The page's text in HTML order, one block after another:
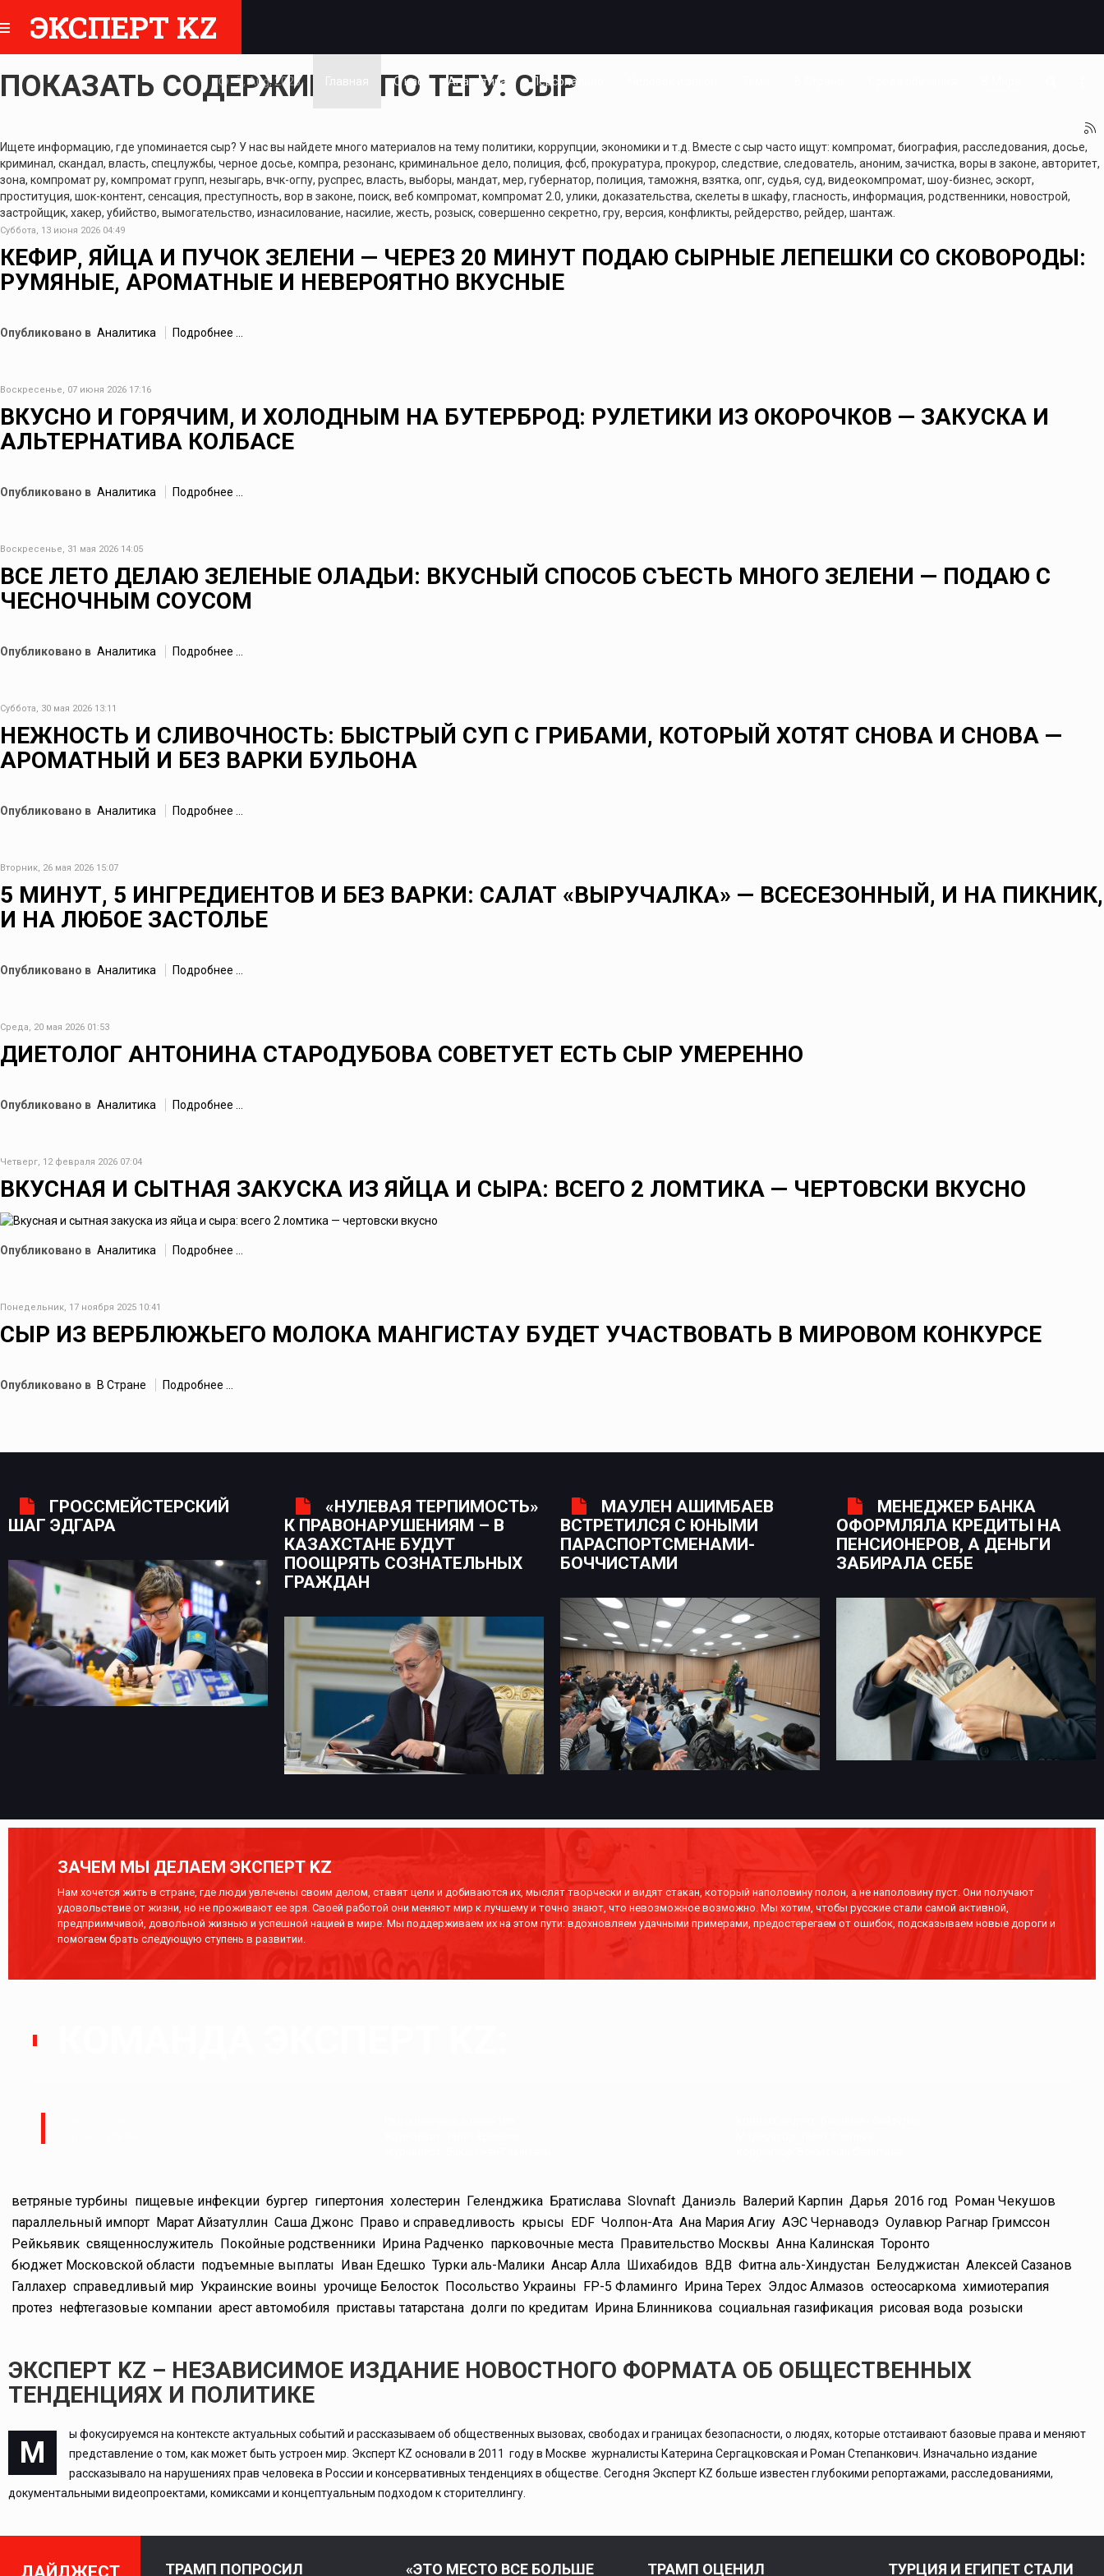
ЭКСПЕРТ KZ
7, Aug, 2026 Главная О нас Аналитика Персонально
ПОКАЗАТЬ СОДЕРЖИМОЕ ПО ТЕГУ: СЫР
Ищете информацию, где упоминается сыр? У нас вы найдете много материалов на тему политики, коррупции, экономики и т.д. Вместе с сыр часто ищут: компромат, биография, расследования, досье,
криминал, скандал, власть, спецлужбы, черное досье, компра, резонанс, криминальное дело, полиция, фсб, прокуратура, прокурор, следствие, следователь, аноним, зачистка, воры в законе, авторитет,
зона, компромат ру, компромат групп, незыгарь, вчк-огпу, руспрес, власть, выборы, мандат, мер, губернатор, полиция, таможня, взятка, опг, судья, суд, видеокомпромат, шоу-бизнес, эскорт,
проституция, шок-контент, сенсация, преступность, вор в законе, поиск, веб компромат, компромат 2.0, улики, доказательства, скелеты в шкафу, гласность, информация, родственники, новострой,
застройщик, хакер, убийство, вымогательство, изнасилование, насилие, жесть, розыск, совершенно секретно, гру, версия, конфликты, рейдерство, рейдер, шантаж.
Суббота, 13 июня 2026 04:49
КЕФИР, ЯЙЦА И ПУЧОК ЗЕЛЕНИ — ЧЕРЕЗ 20 МИНУТ ПОДАЮ СЫРНЫЕ ЛЕПЕШКИ СО СКОВОРОДЫ:
РУМЯНЫЕ, АРОМАТНЫЕ И НЕВЕРОЯТНО ВКУСНЫЕ
Опубликовано в Аналитика Подробнее ...
Воскресенье, 07 июня 2026 17:16
ВКУСНО И ГОРЯЧИМ, И ХОЛОДНЫМ НА БУТЕРБРОД: РУЛЕТИКИ ИЗ ОКОРОЧКОВ — ЗАКУСКА И
АЛЬТЕРНАТИВА КОЛБАСЕ
Опубликовано в Аналитика Подробнее ...
Воскресенье, 31 мая 2026 14:05
ВСЕ ЛЕТО ДЕЛАЮ ЗЕЛЕНЫЕ ОЛАДЬИ: ВКУСНЫЙ СПОСОБ СЪЕСТЬ МНОГО ЗЕЛЕНИ — ПОДАЮ С
ЧЕСНОЧНЫМ СОУСОМ
Опубликовано в Аналитика Подробнее ...
Суббота, 30 мая 2026 13:11
НЕЖНОСТЬ И СЛИВОЧНОСТЬ: БЫСТРЫЙ СУП С ГРИБАМИ, КОТОРЫЙ ХОТЯТ СНОВА И СНОВА —
АРОМАТНЫЙ И БЕЗ ВАРКИ БУЛЬОНА
Опубликовано в Аналитика Подробнее ...
Вторник, 26 мая 2026 15:07
5 МИНУТ, 5 ИНГРЕДИЕНТОВ И БЕЗ ВАРКИ: САЛАТ «ВЫРУЧАЛКА» — ВСЕСЕЗОННЫЙ, И НА ПИКНИК,
И НА ЛЮБОЕ ЗАСТОЛЬЕ
Опубликовано в Аналитика Подробнее ...
Среда, 20 мая 2026 01:53
ДИЕТОЛОГ АНТОНИНА СТАРОДУБОВА СОВЕТУЕТ ЕСТЬ СЫР УМЕРЕННО
Опубликовано в Аналитика Подробнее ...
Четверг, 12 февраля 2026 07:04
ВКУСНАЯ И СЫТНАЯ ЗАКУСКА ИЗ ЯЙЦА И СЫРА: ВСЕГО 2 ЛОМТИКА — ЧЕРТОВСКИ ВКУСНО
Опубликовано в Аналитика Подробнее ...
Понедельник, 17 ноября 2025 10:41
СЫР ИЗ ВЕРБЛЮЖЬЕГО МОЛОКА МАНГИСТАУ БУДЕТ УЧАСТВОВАТЬ В МИРОВОМ КОНКУРСЕ
Опубликовано в В Стране Подробнее ...
ГРОССМЕЙСТЕРСКИЙ
ШАГ ЭДГАРА
«НУЛЕВАЯ ТЕРПИМОСТЬ»
К ПРАВОНАРУШЕНИЯМ – В
КАЗАХСТАНЕ БУДУТ
ПООЩРЯТЬ СОЗНАТЕЛЬНЫХ
ГРАЖДАН
МАУЛЕН АШИМБАЕВ
ВСТРЕТИЛСЯ С ЮНЫМИ
ПАРАСПОРТСМЕНАМИ-
БОЧЧИСТАМИ
МЕНЕДЖЕР БАНКА
ОФОРМЛЯЛА КРЕДИТЫ НА
ПЕНСИОНЕРОВ, А ДЕНЬГИ
ЗАБИРАЛА СЕБЕ
ЗАЧЕМ МЫ ДЕЛАЕМ ЭКСПЕРТ KZ
Нам хочется жить в стране, где люди увлечены своим делом, ставят цели и добиваются их, мыслят творчески и видят стакан, который наполовину полон, а не наполовину пуст. Они получают
удовольствие от жизни, но не проживают ее зря. Своей работой они меняют мир к лучшему и точно знают, что невозможное возможно. Мы хотим, чтобы русские стали самой активной,
предприимчивой, довольной жизнью и успешной нацией в мире. Мы поддерживаем их на этом пути: вдохновляем удачными примерами, предостерегаем от ошибок, подсказываем новые дороги и
помогаем брать следующую ступень в развитии.
ветряные турбины пищевые инфекции бургер гипертония холестерин Геленджика Братислава Slovnaft Даниэль Валерий Карпин Дарья 2016 год Роман Чекушов
параллельный импорт Марат Айзатуллин Саша Джонс Право и справедливость крысы EDF Чолпон-Ата Ана Мария Агиу АЭС Чернаводэ Оулавюр Рагнар Гримссон
Рейкьявик священнослужитель Покойные родственники Ирина Радченко парковочные места Правительство Москвы Анна Калинская Торонто
бюджет Московской области подъемные выплаты Иван Едешко Турки аль-Малики Ансар Алла Шихабидов ВДВ Фитна аль-Хиндустан Белуджистан Алексей Сазанов
Галлахер справедливый мир Украинские воины урочище Белосток Посольство Украины FP-5 Фламинго Ирина Терех Элдос Алмазов остеосаркома химиотерапия
протез нефтегазовые компании арест автомобиля приставы татарстана долги по кредитам Ирина Блинникова социальная газификация рисовая вода розыски
ЭКСПЕРТ KZ – НЕЗАВИСИМОЕ ИЗДАНИЕ НОВОСТНОГО ФОРМАТА ОБ ОБЩЕСТВЕННЫХ
ТЕНДЕНЦИЯХ И ПОЛИТИКЕ
М
ы фокусируемся на контексте актуальных событий и рассказываем об общественных вызовах, свободах и границах безопасности, о людях, которые отстаивают базовые права и меняют
представление о том, как может быть устроен мир. Эксперт KZ основали в 2011 году в Москве журналисты Катерина Сергацковская и Роман Степанкович. Изначально издание
рассказывало на нарушениях прав человека в России и консервативных тенденциях в обществе. Сегодня Эксперт KZ больше известен глубокими репортажами, расследованиями,
документальными видеопроектами, комиксами и концептуальным подходом к сторителлингу.
ТРАМП ПОПРОСИЛ «ЭТО МЕСТО ВСЕ БОЛЬШЕ ТРАМП ОЦЕНИЛ ТУРЦИЯ И ЕГИПЕТ СТАЛИ